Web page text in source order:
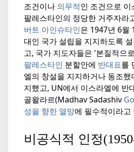
조건이나 의무적인 조건으로
팔레스타인의 정당한 거주자라
버트 아인슈타인은 1947년 6월
대인 국가 설립을 지지하도록
고, 국가 지도자들은 '본질적으
팔레스타인 분할안에 반대표를
엘의 창설을 지지하거나 동조했
지했고, UN에서 이스라엘에 반
골왈라르(Madhav Sadashiv
성을 향한 열망에 필수적이라고
비공식적 인정